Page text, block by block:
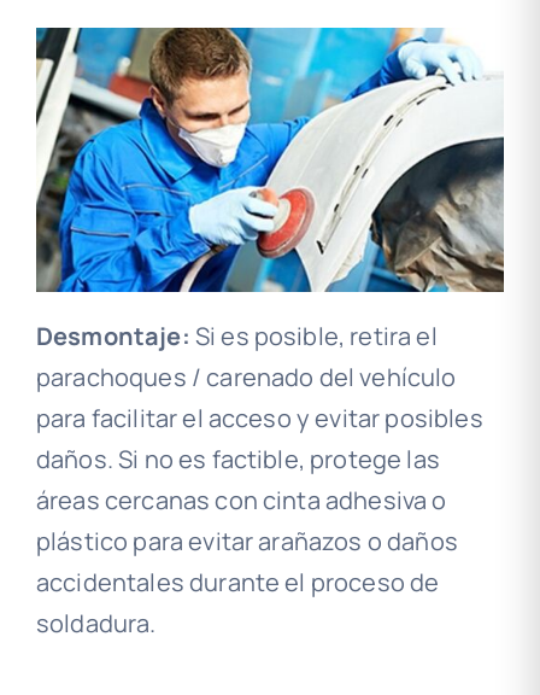
Desmontaje: Si es posible, retira el
parachoques / carenado del vehículo
para facilitar el acceso y evitar posibles
daños. Si no es factible, protege las
áreas cercanas con cinta adhesiva o
plástico para evitar arañazos o daños
accidentales durante el proceso de
soldadura.